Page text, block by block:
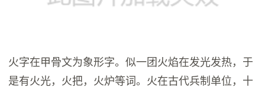
火字在甲骨文为象形字。似一团火焰在发光发热，于
是有火光，火把，火炉等词。火在古代兵制单位，十